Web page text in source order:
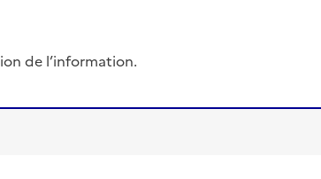
de l’information.